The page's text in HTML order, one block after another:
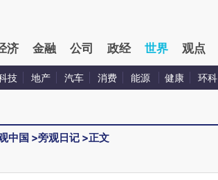
济 金融 公司 政经 世界 观点
技 地产 汽车 消费 能源 健康 环科
中国 >旁观日记 >正文